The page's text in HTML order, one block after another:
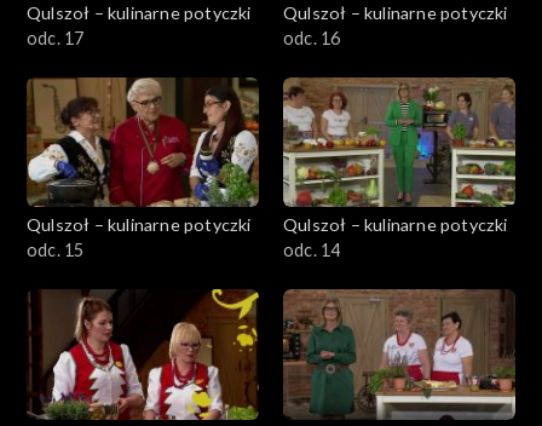
Qulszoł – kulinarne potyczki
odc. 17
Qulszoł – kulinarne potyczki
odc. 16
Qulszoł – kulinarne potyczki
odc. 15
Qulszoł – kulinarne potyczki
odc. 14